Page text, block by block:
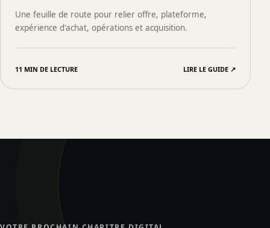
Une feuille de route pour relier offre, plateforme,
expérience d'achat, opérations et acquisition.
11 MIN DE LECTURE LIRE LE GUIDE ↗